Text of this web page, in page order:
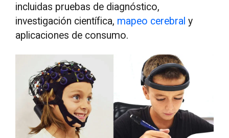
incluidas pruebas de diagnóstico,
investigación científica, mapeo cerebral y
aplicaciones de consumo.